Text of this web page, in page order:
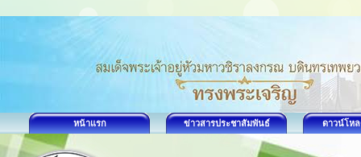
หน้าแรก ข่าวสารประชาสัมพันธ์ ดาวน์โห